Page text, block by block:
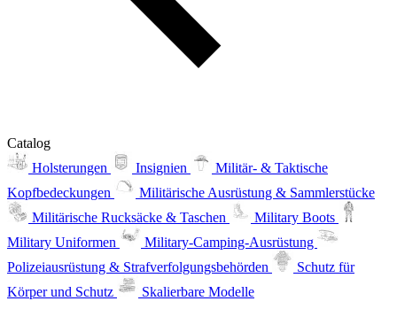
Catalog
Holsterungen
Insignien
Militär- & Taktische
Kopfbedeckungen
Militärische Ausrüstung & Sammlerstücke
Militärische Rucksäcke & Taschen
Military Boots
Military Uniformen
Military-Camping-Ausrüstung
Polizeiausrüstung & Strafverfolgungsbehörden
Schutz für
Körper und Schutz
Skalierbare Modelle